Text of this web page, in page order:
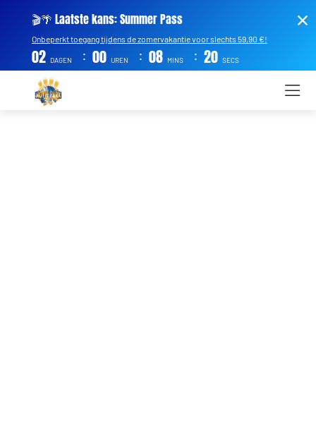
🎬🌴 Laatste kans: Summer Pass
Onbeperkt toegang tijdens de zomervakantie voor slechts 59,90 €!
02 DAGEN : 00 UREN : 08 MINS : 20 SECS